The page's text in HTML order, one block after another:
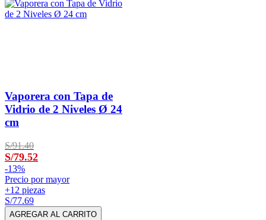
Vaporera con Tapa de
Vidrio de 2 Niveles Ø 24
cm
S/91.40
S/79.52
-13%
Precio por mayor
+12 piezas
S/77.69
AGREGAR AL CARRITO